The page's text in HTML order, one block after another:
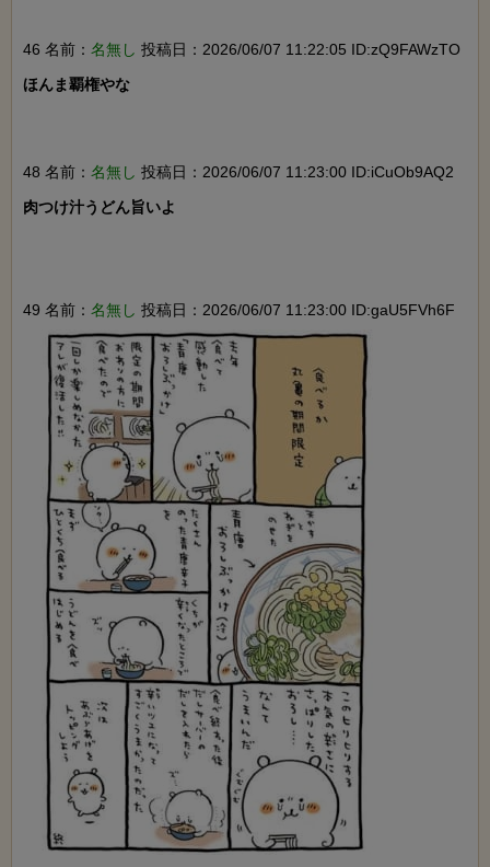
46 名前： 名無し 投稿日：2026/06/07 11:22:05 ID:zQ9FAWzTO
ほんま覇権やな
48 名前： 名無し 投稿日：2026/06/07 11:23:00 ID:iCuOb9AQ2
肉つけ汁うどん旨いよ
49 名前： 名無し 投稿日：2026/06/07 11:23:00 ID:gaU5FVh6F